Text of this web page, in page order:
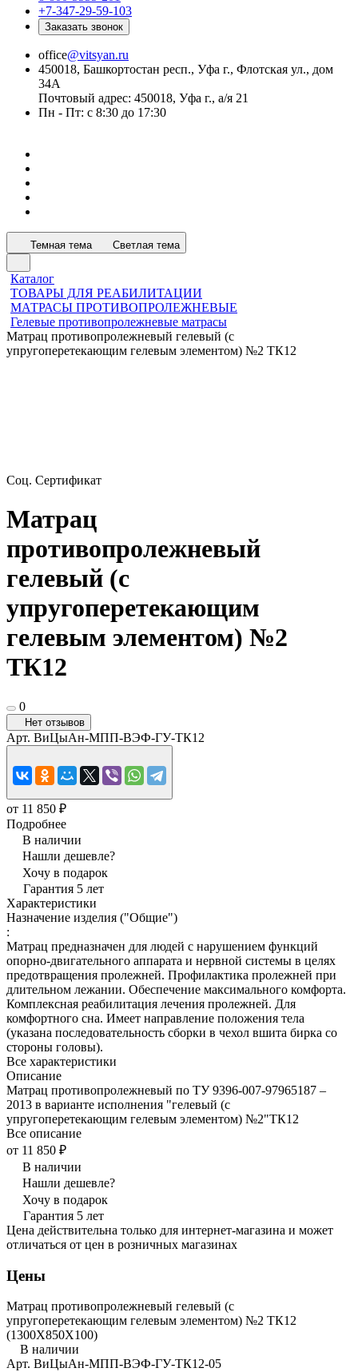
+7-347-29-59-103
Заказать звонок
office@vitsyan.ru
450018, Башкортостан респ., Уфа г., Флотская ул., дом
34А
Почтовый адрес: 450018, Уфа г., а/я 21
Пн - Пт: с 8:30 до 17:30
Темная тема Светлая тема
Каталог
ТОВАРЫ ДЛЯ РЕАБИЛИТАЦИИ
МАТРАСЫ ПРОТИВОПРОЛЕЖНЕВЫЕ
Гелевые противопролежневые матрасы
Матрац противопролежневый гелевый (с
упругоперетекающим гелевым элементом) №2 ТК12
Соц. Сертификат
Матрац
противопролежневый
гелевый (с
упругоперетекающим
гелевым элементом) №2
ТК12
0
Нет отзывов
Арт. ВиЦыАн-МПП-ВЭФ-ГУ-ТК12
от 11 850 ₽
Подробнее
В наличии
Нашли дешевле?
Хочу в подарок
Гарантия 5 лет
Характеристики
Назначение изделия ("Общие")
:
Матрац предназначен для людей с нарушением функций
опорно-двигательного аппарата и нервной системы в целях
предотвращения пролежней. Профилактика пролежней при
длительном лежании. Обеспечение максимального комфорта.
Комплексная реабилитация лечения пролежней. Для
комфортного сна. Имеет направление положения тела
(указана последовательность сборки в чехол вшита бирка со
стороны головы).
Все характеристики
Описание
Матрац противопролежневый по ТУ 9396-007-97965187 –
2013 в варианте исполнения "гелевый (с
упругоперетекающим гелевым элементом) №2"ТК12
Все описание
от 11 850 ₽
В наличии
Нашли дешевле?
Хочу в подарок
Гарантия 5 лет
Цена действительна только для интернет-магазина и может
отличаться от цен в розничных магазинах
Цены
Матрац противопролежневый гелевый (с
упругоперетекающим гелевым элементом) №2 ТК12
(1300Х850Х100)
В наличии
Арт. ВиЦыАн-МПП-ВЭФ-ГУ-ТК12-05